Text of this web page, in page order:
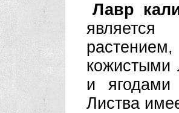
Лавр
является
кожистыми
и ягодами
Листва